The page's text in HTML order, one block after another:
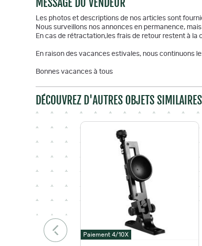
MESSAGE DU VENDEUR
Les photos et descriptions de nos articles sont
Nous surveillons nos annonces en permanence,
En cas de rétractation,les frais de retour restent à la
En raison des vacances estivales, nous continuons
Bonnes vacances à tous
DÉCOUVREZ D'AUTRES OBJETS
Paiement 4/10X